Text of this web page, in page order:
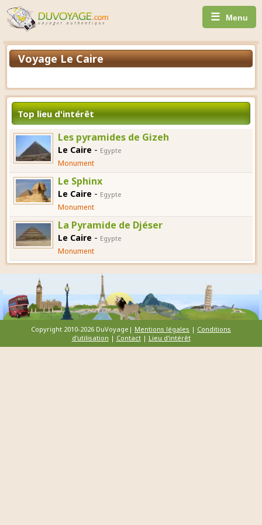
☰ Menu
Voyage Le Caire
Top lieu d'intérêt
Les pyramides de Gizeh
Le Caire - Egypte
Monument
Le Sphinx
Le Caire - Egypte
Monument
La Pyramide de Djéser
Le Caire - Egypte
Monument
Copyright 2010-2026 DuVoyage| Mentions légales | Conditions
d'utilisation | Contact| Lieu d'intérêt